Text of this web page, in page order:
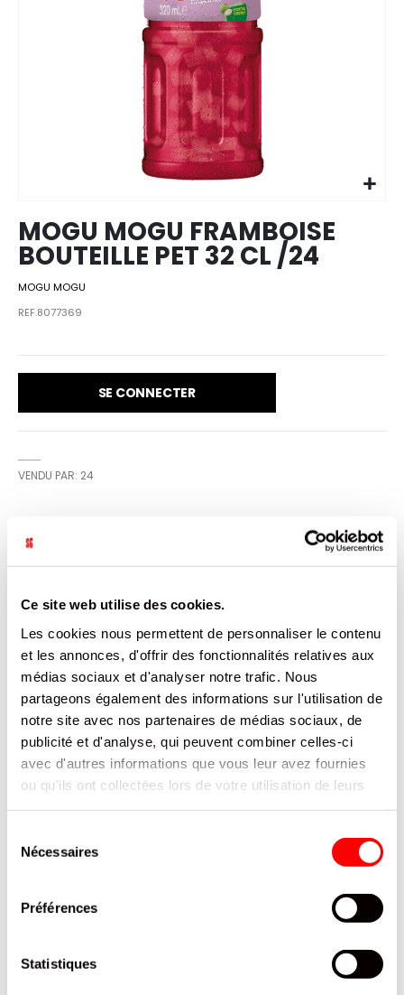
Ce site web utilise des cookies.
Les cookies nous permettent de personnaliser le contenu
et les annonces, d'offrir des fonctionnalités relatives aux
médias sociaux et d'analyser notre trafic. Nous
partageons également des informations sur l'utilisation de
notre site avec nos partenaires de médias sociaux, de
publicité et d'analyse, qui peuvent combiner celles-ci
avec d'autres informations que vous leur avez fournies
ou qu'ils ont collectées lors de votre utilisation de leurs
Nécessaires
Préférences
Statistiques
images
gallery
MOGU MOGU FRAMBOISE
BOUTEILLE PET 32 CL /24
MOGU MOGU
REF.8077369
SE CONNECTER
VENDU PAR: 24
INFORMATION
Plongez dans l'expérience Mogu Mogu, la boisson fruitée
coco, chaque bouteille offre une aventure sensorielle
délicieusement surprenante. Succombez à l'alliance
parfaite entre saveur et texture – Mogu Mogu, c'est le
plaisir à chaque gorgée!
CARACTÉRISTIQUES
DOCUMENTATION